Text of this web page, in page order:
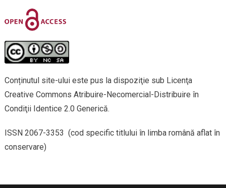
Conținutul site-ului este pus la dispoziţie sub Licenţa
Creative Commons Atribuire-Necomercial-Distribuire în
Condiţii Identice 2.0 Generică.
ISSN 2067-3353 (cod specific titlului în limba română aflat în
conservare)